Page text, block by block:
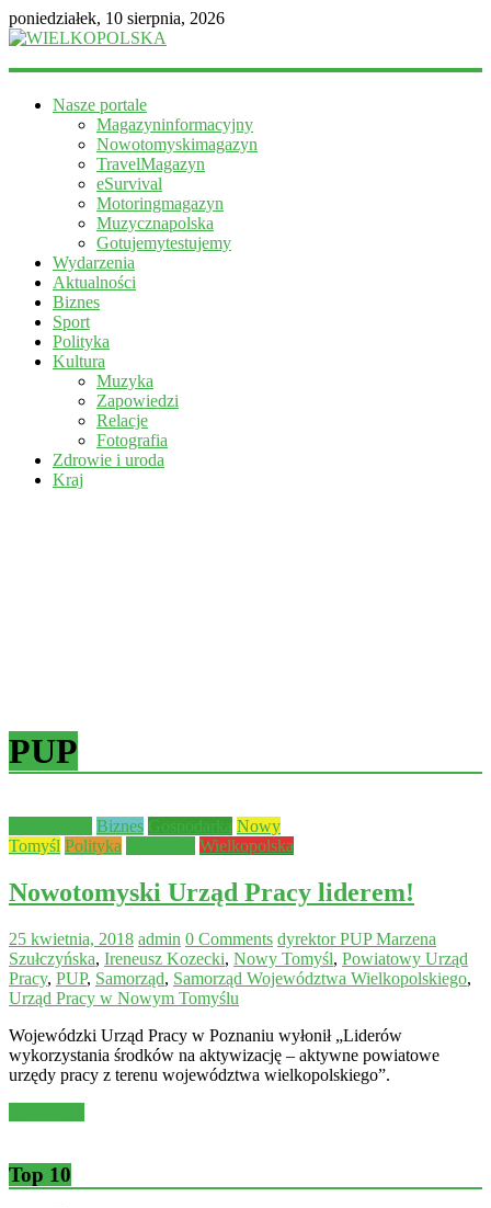
poniedziałek, 10 sierpnia, 2026
WIELKOPOLSKA
informacyjny
Nasze portale
Magazyninformacyjny
Nowotomyskimagazyn
TravelMagazyn
eSurvival
Motoringmagazyn
Muzycznapolska
Gotujemytestujemy
Wydarzenia
Aktualności
Biznes
Sport
Polityka
Kultura
Muzyka
Zapowiedzi
Relacje
Fotografia
Zdrowie i uroda
Kraj
PUP
Biznes
Nowy
Tomyśl Polityka Wielkopolska
Nowotomyski Urząd Pracy liderem!
25 kwietnia, 2018 admin 0 Comments dyrektor PUP Marzena
Szułczyńska, Ireneusz Kozecki, Nowy Tomyśl, Powiatowy Urząd
Pracy, PUP, Samorząd, Samorząd Województwa Wielkopolskiego,
Urząd Pracy w Nowym Tomyślu
Wojewódzki Urząd Pracy w Poznaniu wyłonił „Liderów
wykorzystania środków na aktywizację – aktywne powiatowe
urzędy pracy z terenu województwa wielkopolskiego”.
Top 10